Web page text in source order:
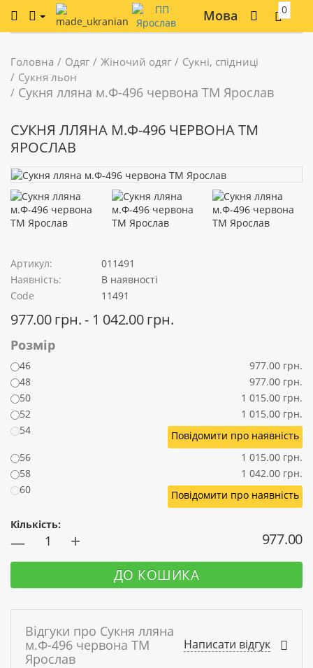
Мова 0
Головна Одяг Жіночий одяг
Сукні, спідниці
Сукня льон
Сукня лляна м.Ф-496 червона ТМ Ярослав
СУКНЯ ЛЛЯНА М.Ф-496 ЧЕРВОНА ТМ
ЯРОСЛАВ
Артикул:
011491
Наявність:
В наявності
Code
11491
977.00 грн. - 1 042.00 грн.
Розмір
46
977.00 грн.
48
977.00 грн.
50
1 015.00 грн.
52
1 015.00 грн.
54
Повідомити про наявність
56
1 015.00 грн.
58
1 042.00 грн.
60
Повідомити про наявність
Кількість:
— + 977.00
ДО КОШИКА
Відгуки про Сукня лляна
м.Ф-496 червона ТМ
Ярослав
Написати відгук